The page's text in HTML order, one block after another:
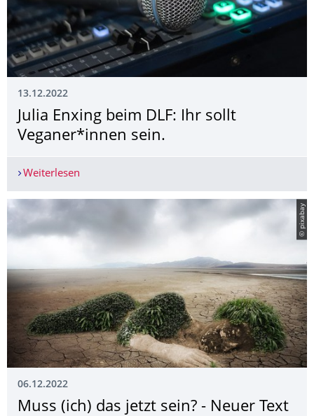
13.12.2022
Julia Enxing beim DLF: Ihr sollt
Veganer*innen sein.
Weiterlesen
© pixabay
06.12.2022
Muss (ich) das jetzt sein? - Neuer Text